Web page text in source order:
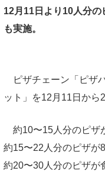
12月11日より10人分
も実施。
ピザチェーン「ピザ
ット」を12月11日から
約10〜15人分のピザ
約15〜22人分のピザが
約20〜30人分のピザが